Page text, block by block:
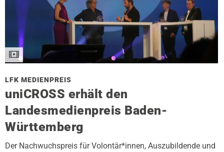
LFK MEDIENPREIS
uniCROSS erhält den
Landesmedienpreis Baden-
Württemberg
Der Nachwuchspreis für Volontär*innen, Auszubildende und